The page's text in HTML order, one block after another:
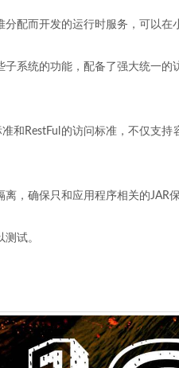
配而开发的运行时服务，可以在
系统的功能，配备了强大统一的
和RestFul的访问标准，不仅支
，确保只和应用程序相关的JAR保
试。